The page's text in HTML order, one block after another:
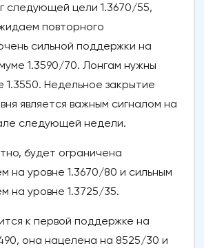
следующей цели 1.3670/55,
повторного
сильной поддержки на
1.3590/70. Лонгам нужны
1.3550. Недельное закрытие
является важным сигналом на
следующей недели.
будет ограничена
на уровне 1.3670/80 и сильным
на уровне 1.3725/35.
к первой поддержке на
она нацелена на 8525/30 и